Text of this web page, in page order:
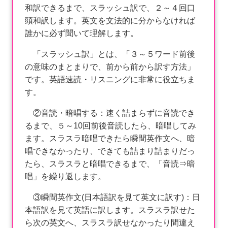
和訳できるまで、スラッシュ訳で、２～４回口
頭和訳します。英文を文法的に分からなければ
誰かに必ず聞いて理解します。
「スラッシュ訳」とは、「３～５ワード前後
の意味のまとまりで、前から前から訳す方法」
です。英語速読・リスニングに非常に役立ちま
す。
②音読・暗唱する：速く詰まらずに音読でき
るまで、５～10回前後音読したら、暗唱してみ
ます。スラスラ暗唱できたら瞬間英作文へ、暗
唱できなかったり、できても詰まり詰まりだっ
たら、スラスラと暗唱できるまで、「音読⇒暗
唱」を繰り返します。
③瞬間英作文(日本語訳を見て英文に訳す)：日
本語訳を見て英語に訳します。スラスラ訳せた
ら次の英文へ、スラスラ訳せなかったり間違え